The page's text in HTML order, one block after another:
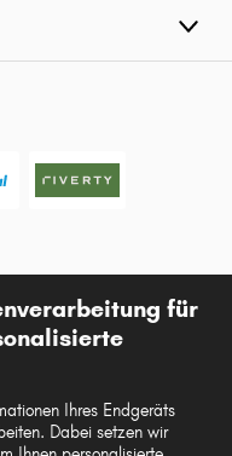
für
Ihres Endgeräts
Dabei setzen wir